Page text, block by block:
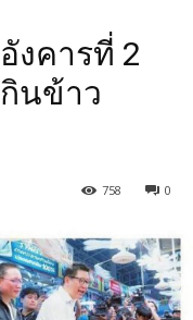
งคารที่ 2
นข้าว
0
758